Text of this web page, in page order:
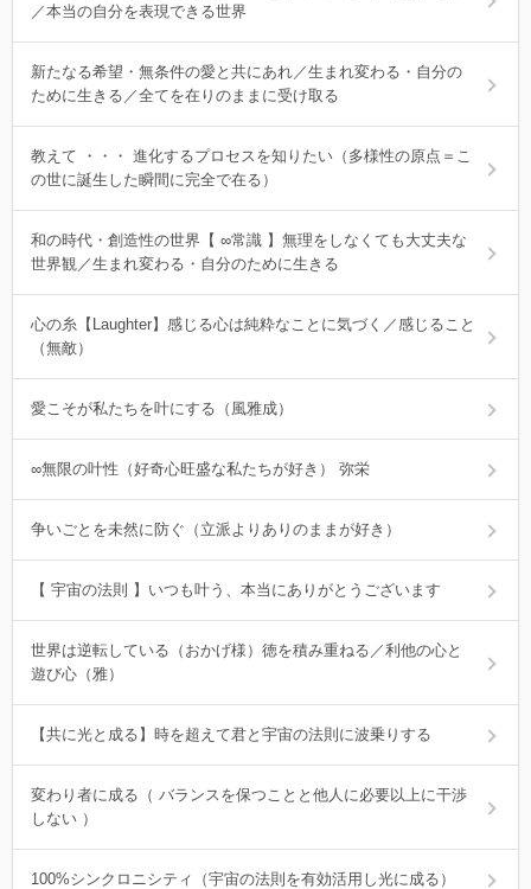
／本当の自分を表現できる世界
新たなる希望・無条件の愛と共にあれ／生まれ変わる・自分の
ために生きる／全てを在りのままに受け取る
教えて ・・・ 進化するプロセスを知りたい（多様性の原点＝こ
の世に誕生した瞬間に完全で在る）
和の時代・創造性の世界【 ∞常識 】無理をしなくても大丈夫な
世界観／生まれ変わる・自分のために生きる
心の糸【Laughter】感じる心は純粋なことに気づく／感じること
（無敵）
愛こそが私たちを叶にする（風雅成）
∞無限の叶性（好奇心旺盛な私たちが好き） 弥栄
争いごとを未然に防ぐ（立派よりありのままが好き）
【 宇宙の法則 】いつも叶う、本当にありがとうございます
世界は逆転している（おかげ様）徳を積み重ねる／利他の心と
遊び心（雅）
【共に光と成る】時を超えて君と宇宙の法則に波乗りする
変わり者に成る（ バランスを保つことと他人に必要以上に干渉
しない ）
100%シンクロニシティ（宇宙の法則を有効活用し光に成る）